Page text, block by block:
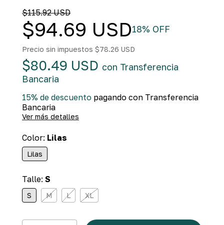
$115.92 USD
$94.69 USD18% OFF
Precio sin impuestos $78.26 USD
$80.49 USD con Transferencia
Bancaria
15% de descuento pagando con Transferencia
Bancaria
Ver más detalles
Color: Lilas
Lilas
Talle: S
S M L XL